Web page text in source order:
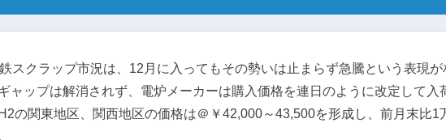
スクラップ市況は、12月に入ってもその勢いは止まらず急騰という表現
ャップは解消されず、電炉メーカーは購入価格を連日のように改定して入
の関東地区、関西地区の価格は＠￥42,000～43,500を形成し、前月末比1